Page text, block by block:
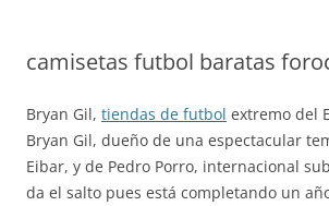
camisetas futbol baratas
Bryan Gil, tiendas de futbol extremo del
Bryan Gil, dueño de una espectacular
Eibar, y de Pedro Porro, internacional
da el salto pues está completando un